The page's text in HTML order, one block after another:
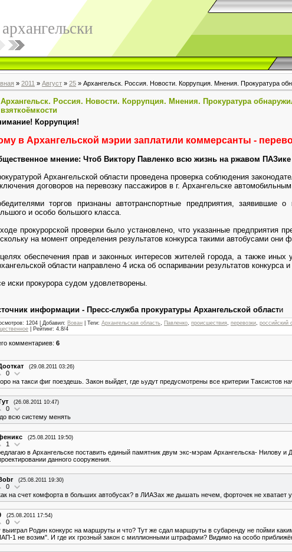
» 2011 » Август » 25 » Архангельск. Россия. Новости. Коррупция. Мнения. Прокуратура
Архангельск. Россия. Новости. Коррупция. Мнения. Прокуратура
взяткоёмкости
Коррупция!
в Архангельской мэрии заплатили коммерсанты -
мнение: Чтоб Виктору Павленко всю жизнь на ржавом ПАЗике
Архангельской области проведена проверка соблюдения
договоров на перевозку пассажиров в г. Архангельске автомобильным
торгов признаны автотранспортные предприятия, заявившие
и особо большого класса.
прокурорской проверки было установлено, что указанные предприятия
на момент определения результатов конкурса такими автобусами они
обеспечения прав и законных интересов жителей города, а также иных
области направлено 4 иска об оспаривании результатов конкурса
иски прокурора судом удовлетворены.
информации - Пресс-служба прокуратуры Архангельской области
: 1204 | Добавил: Вован Теги: Архангельская область Павленко происшествия перевозки российский
Рейтинг: 4.8/4
комментариев: 6
(29.08.2011 03:26)
0
на такси фиг поездешь. Закон выйдет, где ьудут предусмотрены все критерии Таксистов
(26.08.2011 10:47)
0
всю систему менять
(25.08.2011 19:50)
1
в Архангельске поставить единый памятник двум экс-мэрам Архангельска- Нилову и
данного сооружения.
(25.08.2011 19:30)
0
на счет комфорта в больших автобусах? в ЛИАЗах же дышать нечем, форточек не хватает
(25.08.2011 17:54)
0
выиграл Родин конкурс на маршруты и что? Тут же сдал маршруты в субаренду не пойми
1 не возим". И где их грозный закон с миллионными штрафами? Видимо на особо